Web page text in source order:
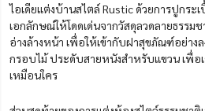
ไอเดียแต่งบ้านสไตล์ Rustic ด้วยการปูกระ
เอกลักษณ์ให้โดดเด่นจากวัสดุลวดลายธรรม
อ่างล้างหน้า เพื่อให้เข้ากับฝาสุขภัณฑ์อย่าง
กรอบไม้ ประดับสายหนังสำหรับแขวน เพื่อ
เหมือนใคร